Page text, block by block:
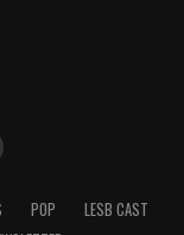
POP
LESB CAST